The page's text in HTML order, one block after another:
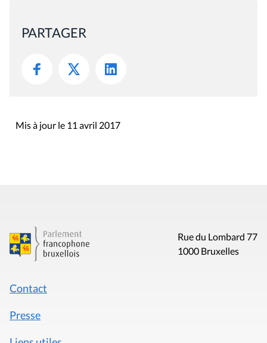
PARTAGER
Mis à jour le 11 avril 2017
Rue du Lombard 77
1000 Bruxelles
Contact
Presse